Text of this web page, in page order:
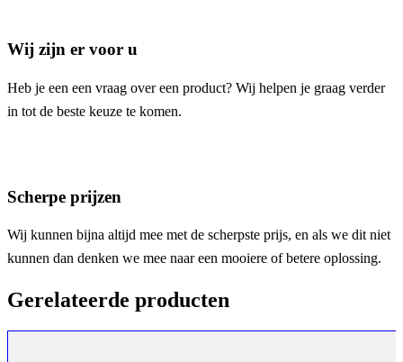
Wij zijn er voor u
Heb je een een vraag over een product? Wij helpen je graag verder
in tot de beste keuze te komen.
Scherpe prijzen
Wij kunnen bijna altijd mee met de scherpste prijs, en als we dit niet
kunnen dan denken we mee naar een mooiere of betere oplossing.
Gerelateerde producten